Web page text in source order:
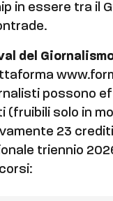
in essere tra il
del
possono
solo in
23
triennio